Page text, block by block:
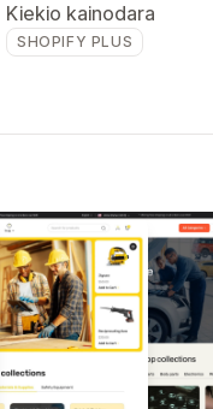
Kiekio kainodara
SHOPIFY PLUS